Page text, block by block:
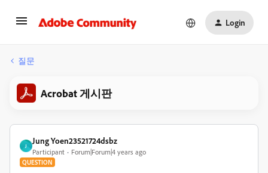
Login
질문
Acrobat 게시판
J
Jung Yoen23521724dsbz
Participant Forum|Forum|4 years ago
QUESTION